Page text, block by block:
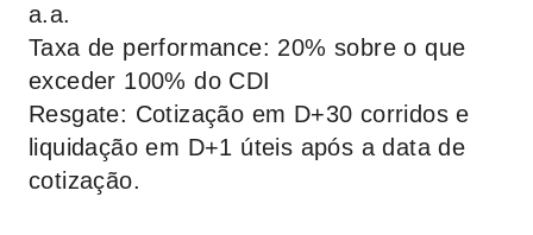
a.a.
Taxa de performance: 20% sobre o que
exceder 100% do CDI
Resgate: Cotização em D+30 corridos e
liquidação em D+1 úteis após a data de
cotização.